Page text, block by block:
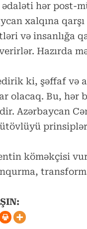
ədaləti hər post-
xalqına
və insanlığa
Hazırda
ki, şəffaf və
olacaq. Bu, hər
Azərbaycan
köməkçisi